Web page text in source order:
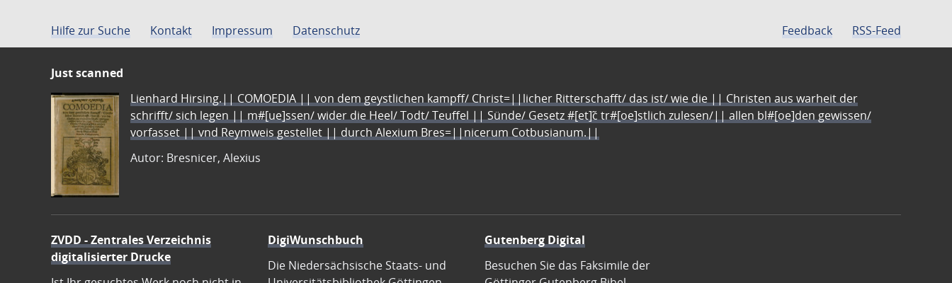
Hilfe zur Suche Kontakt Impressum Datenschutz Feedback RSS-Feed
Just scanned
Lienhard Hirsing.|| COMOEDIA || von dem geystlichen kampff/ Christ=||licher Ritterschafft/ das ist/ wie die || Christen aus warheit der
schrifft/ sich legen || m#[ue]ssen/ wider die Heel/ Todt/ Teuffel || Sünde/ Gesetz #[et]c̃ tr#[oe]stlich zulesen/|| allen bl#[oe]den gewissen/
vorfasset || vnd Reymweis gestellet || durch Alexium Bres=||nicerum Cotbusianum.||
Autor: Bresnicer, Alexius
ZVDD - Zentrales Verzeichnis
digitalisierter Drucke
DigiWunschbuch
Die Niedersächsische Staats- und
Gutenberg Digital
Besuchen Sie das Faksimile der